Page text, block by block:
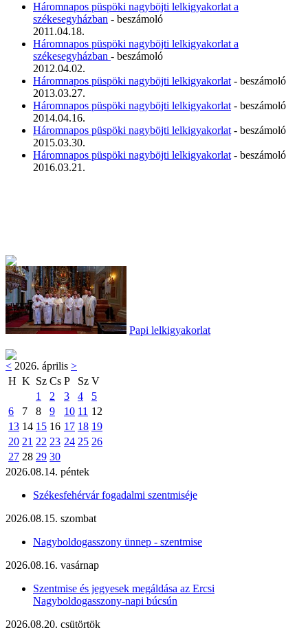
Háromnapos püspöki nagyböjti lelkigyakorlat a
székesegyházban - beszámoló
2011.04.18.
Háromnapos püspöki nagyböjti lelkigyakorlat a
székesegyházban - beszámoló
2012.04.02.
Háromnapos püspöki nagyböjti lelkigyakorlat - beszámoló
2013.03.27.
Háromnapos püspöki nagyböjti lelkigyakorlat - beszámoló
2014.04.16.
Háromnapos püspöki nagyböjti lelkigyakorlat - beszámoló
2015.03.30.
Háromnapos püspöki nagyböjti lelkigyakorlat - beszámoló
2016.03.21.
Papi lelkigyakorlat
< 2026. április >
H K Sz Cs P Sz V
1
2 3 4
5
6
7 8 9 10 11 12
13 14 15 16 17 18 19
20 21 22 23 24 25 26
27 28 29 30
2026.08.14. péntek
Székesfehérvár fogadalmi szentmiséje
2026.08.15. szombat
Nagyboldogasszony ünnep - szentmise
2026.08.16. vasárnap
Szentmise és jegyesek megáldása az Ercsi
Nagyboldogasszony-napi búcsún
2026.08.20. csütörtök